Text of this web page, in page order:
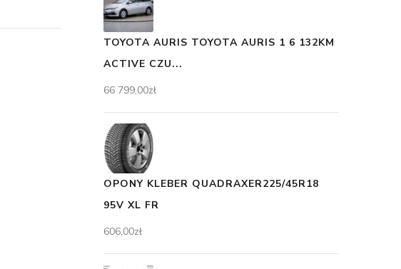
TOYOTA AURIS TOYOTA AURIS 1 6 132KM
ACTIVE CZU...
66 799,00zł
OPONY KLEBER QUADRAXER225/45R18
95V XL FR
606,00zł